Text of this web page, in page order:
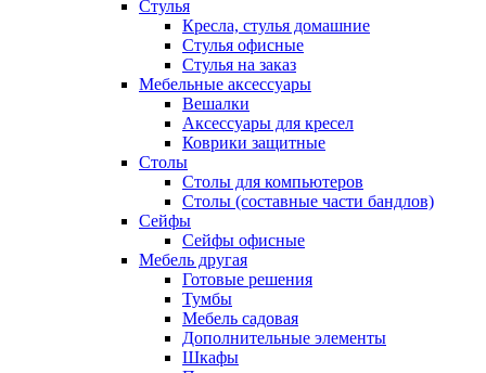
Стулья
Кресла, стулья домашние
Стулья офисные
Стулья на заказ
Мебельные аксессуары
Вешалки
Аксессуары для кресел
Коврики защитные
Столы
Столы для компьютеров
Столы (составные части бандлов)
Сейфы
Сейфы офисные
Мебель другая
Готовые решения
Тумбы
Мебель садовая
Дополнительные элементы
Шкафы